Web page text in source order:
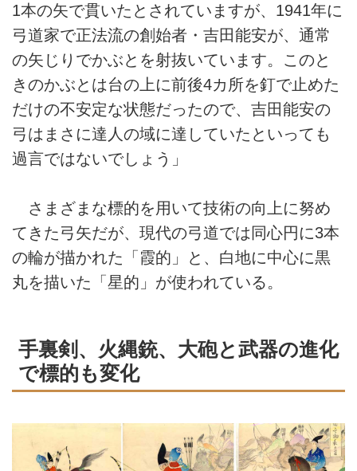
1本の矢で貫いたとされていますが、1941年に
弓道家で正法流の創始者・吉田能安が、通常
の矢じりでかぶとを射抜いています。このと
きのかぶとは台の上に前後4カ所を釘で止めた
だけの不安定な状態だったので、吉田能安の
弓はまさに達人の域に達していたといっても
過言ではないでしょう」
さまざまな標的を用いて技術の向上に努め
てきた弓矢だが、現代の弓道では同心円に3本
の輪が描かれた「霞的」と、白地に中心に黒
丸を描いた「星的」が使われている。
手裏剣、火縄銃、大砲と武器の進化
で標的も変化